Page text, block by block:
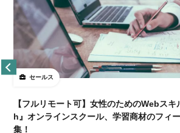
セールス
【フルリモート可】女性のためのWebス
h』オンラインスクール、学習商材のフィ
集！